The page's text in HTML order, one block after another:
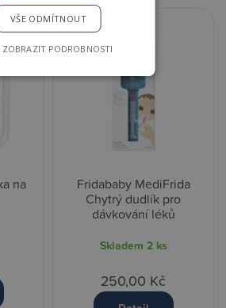
na
Fridababy MediFrida
Chytrý dudlík pro
dávkování léků
Skladem 2 ks
250,00 Kč
VŠE ODMÍTNOUT
ZOBRAZIT PODROBNOSTI